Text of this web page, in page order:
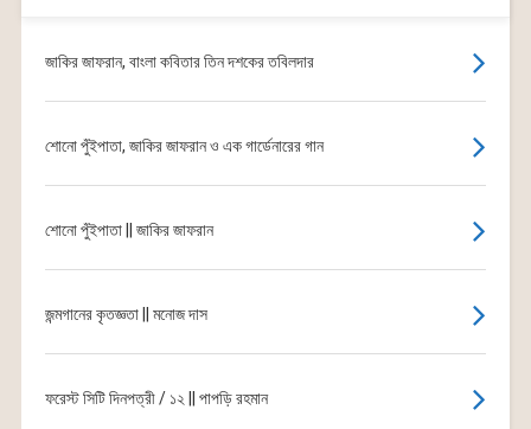
জাকির জাফরান, বাংলা কবিতার তিন দশকের তবিলদার
শোনো পুঁইপাতা, জাকির জাফরান ও এক গার্ডেনারের গান
শোনো পুঁইপাতা || জাকির জাফরান
জন্মগানের কৃতজ্ঞতা || মনোজ দাস
ফরেস্ট সিটি দিনপত্রী / ১২ || পাপড়ি রহমান